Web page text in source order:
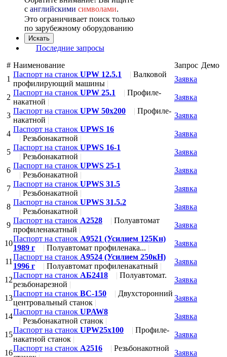
с английскими символами.
Это ограничивает поиск только
по зарубежному оборудованию
Последние запросы
# Наименование Запрос Демо
1
Паспорт на станок UPW 12.5.1 | Валковой
профилирующий машины |
Заявка
2
Паспорт на станок UPW 25.1 | Профиле-
накатной |
Заявка
3
Паспорт на станок UPW 50х200 | Профиле-
накатной |
Заявка
4
Паспорт на станок UPWS 16
| Резьбонакатной |
Заявка
5
Паспорт на станок UPWS 16-1
| Резьбонакатной |
Заявка
6
Паспорт на станок UPWS 25-1
| Резьбонакатной |
Заявка
7
Паспорт на станок UPWS 31.5
| Резьбонакатной |
Заявка
8
Паспорт на станок UPWS 31.5.2
| Резьбонакатной |
Заявка
9
Паспорт на станок А2528 | Полуавтомат
профиленакатный |
Заявка
10
Паспорт на станок А9521 (Усилием 125Кн)
1989 г
| Полуавтомат профиленака... |
Заявка
11
Паспорт на станок А9524 (Усилием 250кН)
1996 г
| Полуавтомат профиленакатный |
Заявка
12
Паспорт на станок АБ2418 | Полуавтомат.
резьбонарезной |
Заявка
13
Паспорт на станок ВС-150 | Двухсторонний
центровальный станок |
Заявка
14
Паспорт на станок UPAW8
| Резьбонакатной станок |
Заявка
15
Паспорт на станок UPW25x100 | Профиле-
накатной станок |
Заявка
16
Паспорт на станок А2516 | Резьбонакотной
Заявка